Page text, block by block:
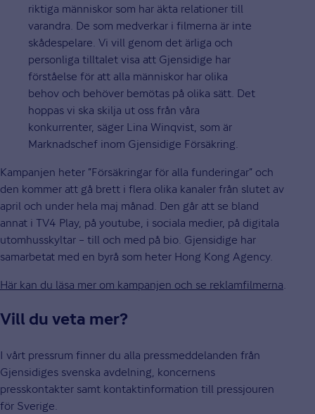
riktiga människor som har äkta relationer till
varandra. De som medverkar i filmerna är inte
skådespelare. Vi vill genom det ärliga och
personliga tilltalet visa att Gjensidige har
förståelse för att alla människor har olika
behov och behöver bemötas på olika sätt. Det
hoppas vi ska skilja ut oss från våra
konkurrenter, säger Lina Winqvist, som är
Marknadschef inom Gjensidige Försäkring.
Kampanjen heter ”Försäkringar för alla funderingar” och
den kommer att gå brett i flera olika kanaler från slutet av
april och under hela maj månad. Den går att se bland
annat i TV4 Play, på youtube, i sociala medier, på digitala
utomhusskyltar – till och med på bio. Gjensidige har
samarbetat med en byrå som heter Hong Kong Agency.
Här kan du läsa mer om kampanjen och se reklamfilmerna.
Vill du veta mer?
I vårt pressrum finner du alla pressmeddelanden från
Gjensidiges svenska avdelning, koncernens
presskontakter samt kontaktinformation till pressjouren
för Sverige.